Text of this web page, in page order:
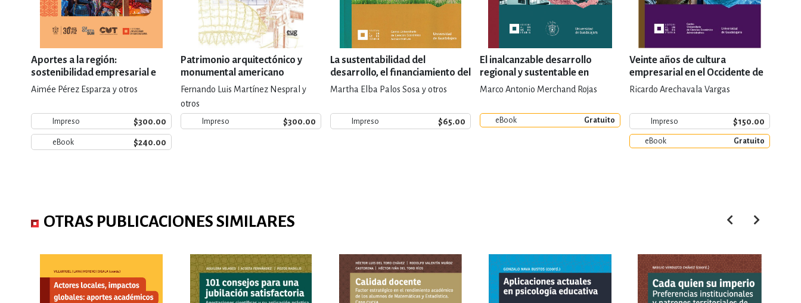
Aportes a la región:
sostenibilidad empresarial e
impacto social
Aimée Pérez Esparza y otros
Impreso $300.00
eBook $240.00
Patrimonio arquitectónico y
monumental americano
Fernando Luis Martínez Nespral y
otros
Impreso $300.00
La sustentabilidad del
desarrollo, el financiamiento del
emprendimiento juvenil y el
Martha Elba Palos Sosa y otros
Impreso $65.00
El inalcanzable desarrollo
regional y sustentable en
México
Marco Antonio Merchand Rojas
eBook Gratuito
Veinte años de cultura
empresarial en el Occidente de
México
Ricardo Arechavala Vargas
Impreso $150.00
eBook Gratuito
OTRAS PUBLICACIONES SIMILARES